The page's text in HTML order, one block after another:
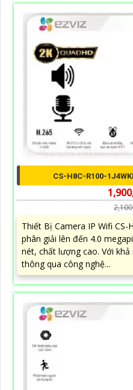
CS-H8C-R100-
Thiết Bị Camera IP Wifi CS-
phân giải lên đến 4.0
nét, chất lượng cao. Với
thông qua công nghệ...